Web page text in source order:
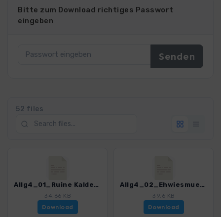
Bitte zum Download richtiges Passwort
eingeben
52 files
Allg4_01_Ruine Kalden_0245_1.gpx
34.66 KB
Download
Allg4_02_Ehwiesmuehle_0245_1.gpx
39.6 KB
Download